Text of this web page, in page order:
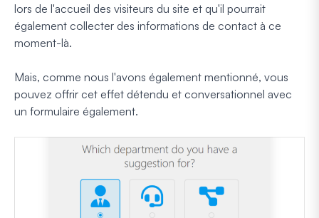
lors de l'accueil des visiteurs du site et qu'il pourrait
également collecter des informations de contact à ce
moment-là.
Mais, comme nous l'avons également mentionné, vous
pouvez offrir cet effet détendu et conversationnel avec
un formulaire également.